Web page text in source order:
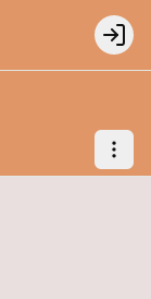
Login